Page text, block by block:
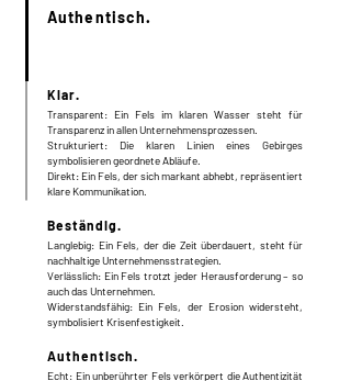
Authentisch.
Klar.
Transparent: Ein Fels im klaren Wasser steht für
Transparenz in allen Unternehmensprozessen.
Strukturiert: Die klaren Linien eines Gebirges
symbolisieren geordnete Abläufe.
Direkt: Ein Fels, der sich markant abhebt, repräsentiert
klare Kommunikation.
Beständig.
Langlebig: Ein Fels, der die Zeit überdauert, steht für
nachhaltige Unternehmensstrategien.
Verlässlich: Ein Fels trotzt jeder Herausforderung – so
auch das Unternehmen.
Widerstandsfähig: Ein Fels, der Erosion widersteht,
symbolisiert Krisenfestigkeit.
Authentisch.
Echt: Ein unberührter Fels verkörpert die Authentizität